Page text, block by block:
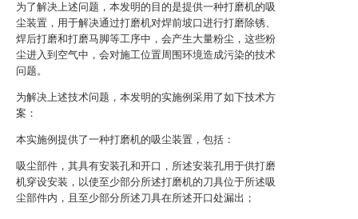
为了解决上述问题，本发明的目的是提供一种打磨机的吸
尘装置，用于解决通过打磨机对焊前坡口进行打磨除锈、
焊后打磨和打磨马脚等工序中，会产生大量粉尘，这些粉
尘进入到空气中，会对施工位置周围环境造成污染的技术
问题。
为解决上述技术问题，本发明的实施例采用了如下技术方
案：
本实施例提供了一种打磨机的吸尘装置，包括：
吸尘部件，其具有安装孔和开口，所述安装孔用于供打磨
机穿设安装，以使至少部分所述打磨机的刀具位于所述吸
尘部件内，且至少部分所述刀具在所述开口处漏出；